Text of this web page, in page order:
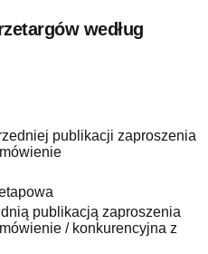
według
publikacji zaproszenia
publikacją zaproszenia
/ konkurencyjna z